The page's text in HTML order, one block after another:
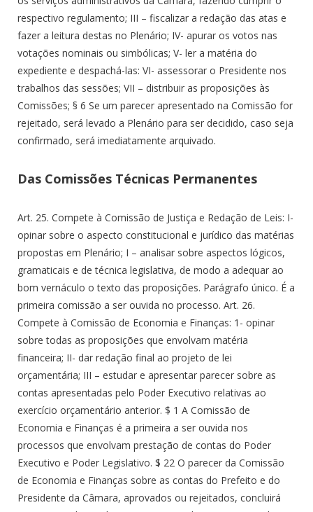
respectivo regulamento; III – fiscalizar a redação das atas e
fazer a leitura destas no Plenário; IV- apurar os votos nas
votações nominais ou simbólicas; V- ler a matéria do
expediente e despachá-las: VI- assessorar o Presidente nos
trabalhos das sessões; VII – distribuir as proposições às
Comissões; § 6 Se um parecer apresentado na Comissão for
rejeitado, será levado a Plenário para ser decidido, caso seja
confirmado, será imediatamente arquivado.
Das Comissões Técnicas Permanentes
Art. 25. Compete à Comissão de Justiça e Redação de Leis: I-
opinar sobre o aspecto constitucional e jurídico das matérias
propostas em Plenário; I – analisar sobre aspectos lógicos,
gramaticais e de técnica legislativa, de modo a adequar ao
bom vernáculo o texto das proposições. Parágrafo único. É a
primeira comissão a ser ouvida no processo. Art. 26.
Compete à Comissão de Economia e Finanças: 1- opinar
sobre todas as proposições que envolvam matéria
financeira; II- dar redação final ao projeto de lei
orçamentária; III – estudar e apresentar parecer sobre as
contas apresentadas pelo Poder Executivo relativas ao
exercício orçamentário anterior. $ 1 A Comissão de
Economia e Finanças é a primeira a ser ouvida nos
processos que envolvam prestação de contas do Poder
Executivo e Poder Legislativo. $ 22 O parecer da Comissão
de Economia e Finanças sobre as contas do Prefeito e do
Presidente da Câmara, aprovados ou rejeitados, concluirá